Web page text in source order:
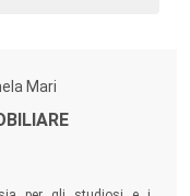
nuova ed efficace
Mari